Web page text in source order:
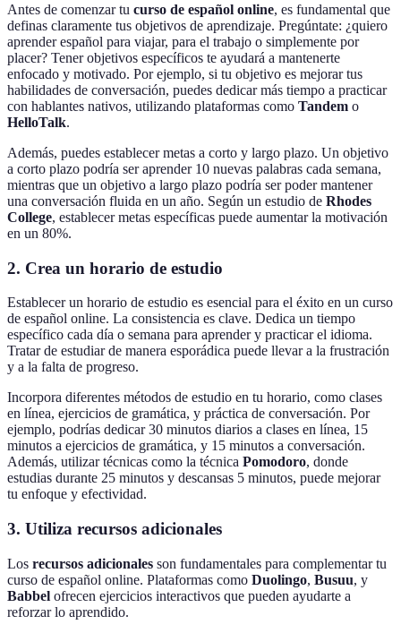
Antes de comenzar tu curso de español online, es fundamental que
definas claramente tus objetivos de aprendizaje. Pregúntate: ¿quiero
aprender español para viajar, para el trabajo o simplemente por
placer? Tener objetivos específicos te ayudará a mantenerte
enfocado y motivado. Por ejemplo, si tu objetivo es mejorar tus
habilidades de conversación, puedes dedicar más tiempo a practicar
con hablantes nativos, utilizando plataformas como Tandem o
HelloTalk.
Además, puedes establecer metas a corto y largo plazo. Un objetivo
a corto plazo podría ser aprender 10 nuevas palabras cada semana,
mientras que un objetivo a largo plazo podría ser poder mantener
una conversación fluida en un año. Según un estudio de Rhodes
College, establecer metas específicas puede aumentar la motivación
en un 80%.
2. Crea un horario de estudio
Establecer un horario de estudio es esencial para el éxito en un curso
de español online. La consistencia es clave. Dedica un tiempo
específico cada día o semana para aprender y practicar el idioma.
Tratar de estudiar de manera esporádica puede llevar a la frustración
y a la falta de progreso.
Incorpora diferentes métodos de estudio en tu horario, como clases
en línea, ejercicios de gramática, y práctica de conversación. Por
ejemplo, podrías dedicar 30 minutos diarios a clases en línea, 15
minutos a ejercicios de gramática, y 15 minutos a conversación.
Además, utilizar técnicas como la técnica Pomodoro, donde
estudias durante 25 minutos y descansas 5 minutos, puede mejorar
tu enfoque y efectividad.
3. Utiliza recursos adicionales
Los recursos adicionales son fundamentales para complementar tu
curso de español online. Plataformas como Duolingo, Busuu, y
Babbel ofrecen ejercicios interactivos que pueden ayudarte a
reforzar lo aprendido.